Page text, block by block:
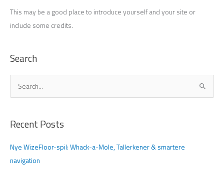
This may be a good place to introduce yourself and your site or
include some credits.
Search
ø
e
Recent Posts
Nye WizeFloor-spil: Whack-a-Mole, Tallerkener & smartere
navigation